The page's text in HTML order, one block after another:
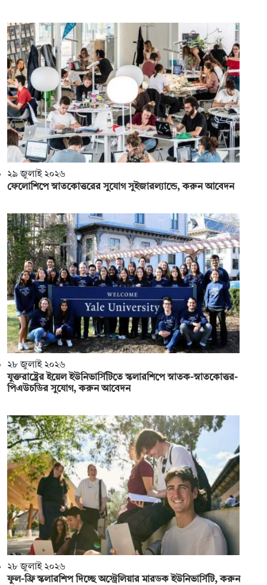
২৯ জুলাই ২০২৬
ফেলোশিপে স্নাতকোত্তরের সুযোগ সুইজারল্যান্ডে, করুন আবেদন
২৮ জুলাই ২০২৬
যুক্তরাষ্ট্রের ইয়েল ইউনিভার্সিটিতে স্কলারশিপে স্নাতক-স্নাতকোত্তর-
পিএউচডির সুযোগ, করুন আবেদন
২৮ জুলাই ২০২৬
ফুল-ফ্রি স্কলারশিপ দিচ্ছে অস্ট্রেলিয়ার মারডক ইউনিভার্সিটি, করুন